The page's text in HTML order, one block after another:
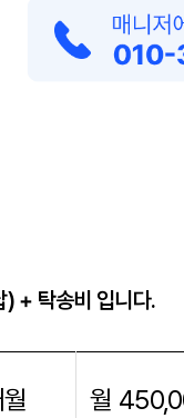
+ 탁송비 입니다.
월